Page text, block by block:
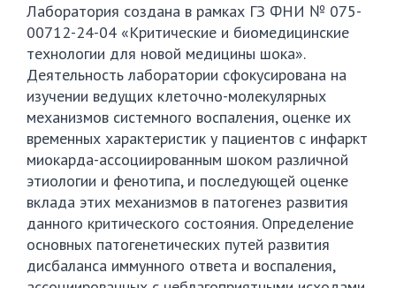
Лаборатория создана в рамках ГЗ ФНИ № 075-
00712-24-04 «Критические и биомедицинские
технологии для новой медицины шока».
Деятельность лаборатории сфокусирована на
изучении ведущих клеточно-молекулярных
механизмов системного воспаления, оценке их
временных характеристик у пациентов с инфаркт
миокарда-ассоциированным шоком различной
этиологии и фенотипа, и последующей оценке
вклада этих механизмов в патогенез развития
данного критического состояния. Определение
основных патогенетических путей развития
дисбаланса иммунного ответа и воспаления,